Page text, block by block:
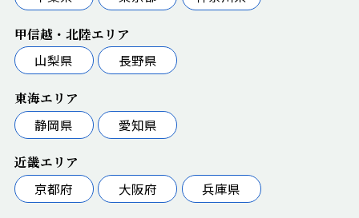
甲信越・北陸エリア
山梨県
長野県
東海エリア
静岡県
愛知県
近畿エリア
京都府
大阪府 兵庫県